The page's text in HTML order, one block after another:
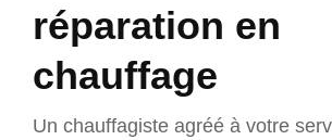
réparation en
chauffage
Un chauffagiste agréé à votre